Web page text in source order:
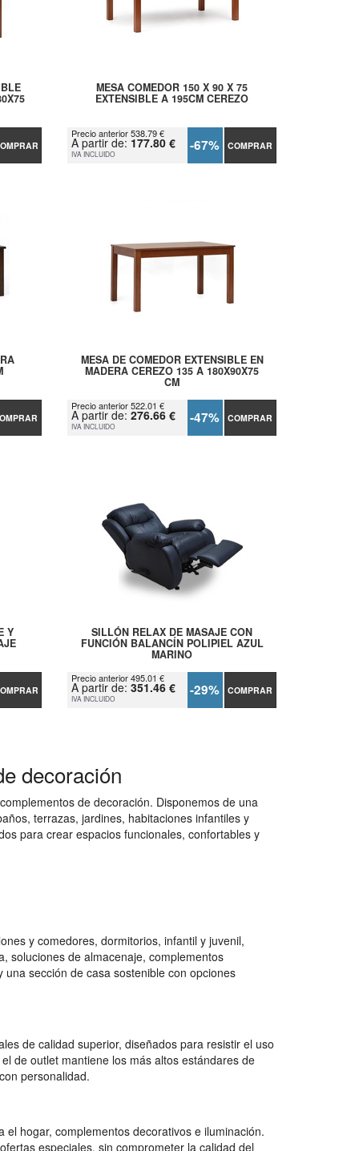
MESA COMEDOR 150 X 90 X 75
EXTENSIBLE A 195CM CEREZO
Precio anterior 538.79 €
A partir de: 177.80 €
IVA INCLUIDO -67% COMPRAR
MESA DE COMEDOR EXTENSIBLE EN
MADERA CEREZO 135 A 180X90X75
CM
Precio anterior 522.01 €
A partir de:276.66 €
IVA INCLUIDO -47% COMPRAR
Y SILLÓN RELAX DE MASAJE CON
FUNCIÓN BALANCÍN POLIPIEL AZUL
MARINO
Precio anterior 495.01 €
A partir de:351.46 €
IVA INCLUIDO -29% COMPRAR
decoración
de decoración. Disponemos de una
terrazas, jardines, habitaciones infantiles y
para crear espacios funcionales, confortables y
y comedores, dormitorios, infantil y juvenil,
soluciones de almacenaje, complementos
sección de casa sostenible con opciones
de calidad superior, diseñados para resistir el uso
de outlet mantiene los más altos estándares de
personalidad.
hogar, complementos decorativos e iluminación.
especiales, sin comprometer la calidad del